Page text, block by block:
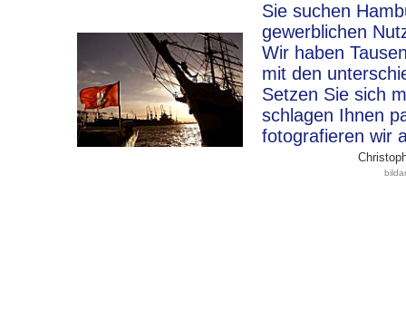
Sie suchen
gewerblichen
Wir haben
mit den
Setzen Sie sich
schlagen Ihnen
fotografieren wir